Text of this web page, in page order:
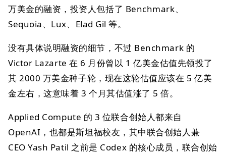
万美金的融资，投资人包括了 Benchmark、
Sequoia、Lux、Elad Gil 等。
没有具体说明融资的细节，不过 Benchmark 的
Victor Lazarte 在 6 月份曾以 1 亿美金估值先领投了
其 2000 万美金种子轮，现在这轮估值应该在 5 亿美
金左右，这意味着 3 个月其估值涨了 5 倍。
Applied Compute 的 3 位联合创始人都来自
OpenAI，也都是斯坦福校友，其中联合创始人兼
CEO Yash Patil 之前是 Codex 的核心成员，联合创始